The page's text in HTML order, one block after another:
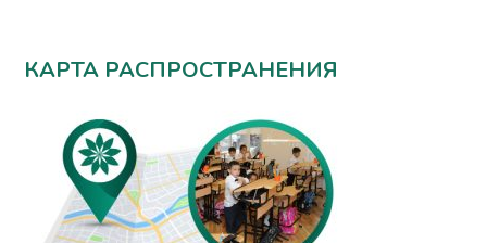
КАРТА РАСПРОСТРАНЕНИЯ